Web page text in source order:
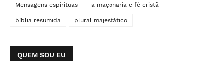
Mensagens espirituas a maçonaria e fé cristã
bíblia resumida plural majestático
QUEM SOU EU